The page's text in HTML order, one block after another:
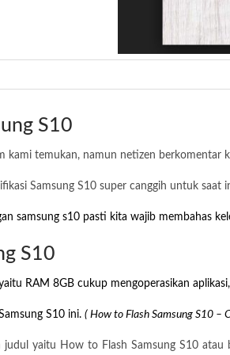
S10
kami temukan, namun netizen berkomentar
Samsung S10 super canggih untuk saat
samsung s10 pasti kita wajib membahas
S10
RAM 8GB cukup mengoperasikan
S10 ini. ( How to Flash Samsung S10 –
judul yaitu How to Flash Samsung S10